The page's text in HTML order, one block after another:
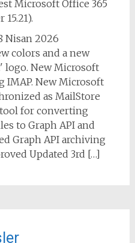
Microsoft Office 365
Nisan 2026
colors and a new
logo. New Microsoft
IMAP. New Microsoft
as MailStore
for converting
to Graph API and
Graph API archiving
Updated 3rd […]